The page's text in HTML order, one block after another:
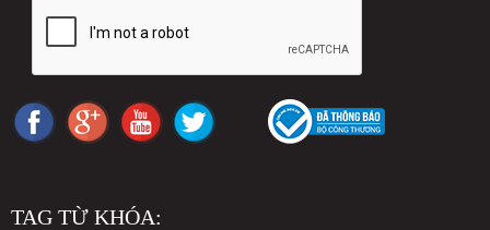
TAG TỪ KHÓA: